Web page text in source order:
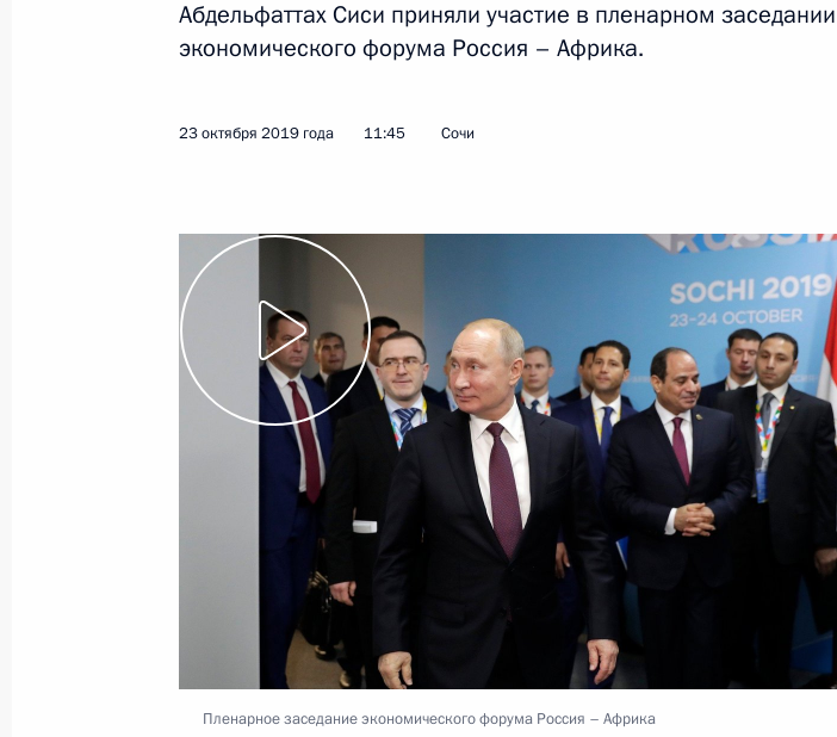
24 октября 2019 года, 17:10
Заключительное слово на пленарном заседании саммита
Россия – Африка
24 октября 2019 года, 17:00 Сочи
Саммит Россия – Африка
24 октября 2019 года, 17:00
23 октября 2019 года, среда
Абдельфаттах Сиси приняли участие в пленарном заседании
экономического форума Россия – Африка.
23 октября 2019 года 11:45 Сочи
Пленарное заседание экономического форума Россия – Африка